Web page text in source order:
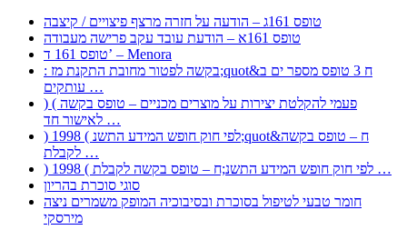
טופס 161ג – הודעה על חזרה מרצף פיצויים / קיצבה
טופס 161א – הודעת עובד עקב פרישה מעבודה
טופס 161 ד’ – Menora
: בקשה לפטור מחובת התקנת מז;quot&ח 3 טופס מספר ים ב
עותקים …
) ( פעמי להקלטת יצירות על מוצרים מכניים – טופס בקשה
לאישור חד …
) 1998 ( לפי חוק חופש המידע התשנ;quot&ח – טופס בקשה
לקבלת …
) 1998 ( לפי חוק חופש המידע התשנ;ח – טופס בקשה לקבלת …
סוגי סוכרת בהריון
חומר טבעי לטיפול בסוכרת ובסיבוכיה המופק משמרים ניצה
מירסקי